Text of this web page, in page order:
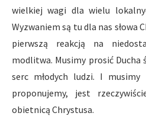
wielkiej wagi dla wielu
Wyzwaniem są tu dla nas słowa
pierwszą reakcją na
modlitwa. Musimy prosić Ducha
serc młodych ludzi. I
proponujemy, jest
obietnicą Chrystusa.